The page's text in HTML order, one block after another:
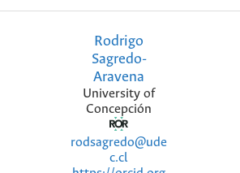
Rodrigo
Sagredo-
Aravena
University of
Concepción
rodsagredo@ude
c.cl